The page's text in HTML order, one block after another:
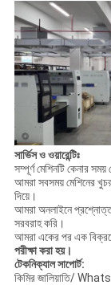
সার্ভিস ও ওয়ারেন্টিঃ
সম্পূর্ণ মেশিনটি কেনার
আমরা সবসময় মেশিনের খুচরা
দিয়ে।
আমরা অনলাইনে
সরবরাহ করি।
আমরা একের পর এক
পরীক্ষা করা হয়।
টেকনিক্যাল সাপোর্ট:
কিমির জালিয়াতি/